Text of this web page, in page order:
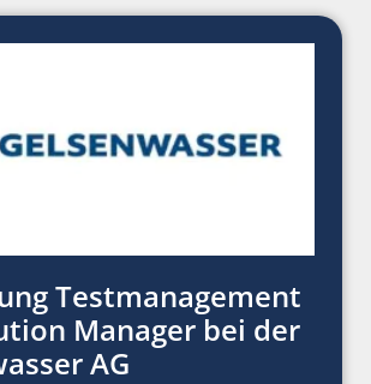
Testmanagement
Manager bei der
AG